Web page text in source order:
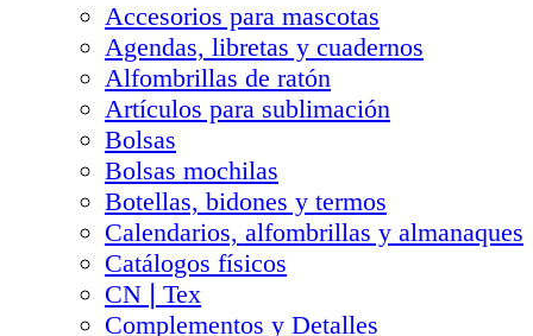
Accesorios para mascotas
Agendas, libretas y cuadernos
Alfombrillas de ratón
Artículos para sublimación
Bolsas
Bolsas mochilas
Botellas, bidones y termos
Calendarios, alfombrillas y almanaques
Catálogos físicos
CN❘Tex
Complementos y Detalles